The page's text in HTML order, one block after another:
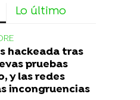
Lo último
hackeada tras
pruebas
y las redes
incongruencias